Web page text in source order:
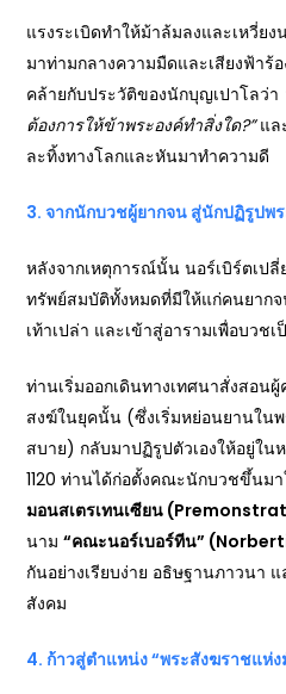
แรงระเบิดทำให้ม้าล้มลงและเหวี่ย
มาท่ามกลางความมืดและเสียงฟ้าร้
คล้ายกับประวัติของนักบุญเปาโลว่า
ต้องการให้ข้าพระองค์ทำสิ่งใด?”แล
ละทิ้งทางโลกและหันมาทำความดี
3.จากนักบวชผู้ยากจน สู่นักปฏิรูปพ
หลังจากเหตุการณ์นั้น นอร์เบิร์ตเป
ทรัพย์สมบัติทั้งหมดที่มีให้แก่คนยาก
เท้าเปล่า และเข้าสู่อารามเพื่อบวช
ท่านเริ่มออกเดินทางเทศนาสั่งสอน
สงฆ์ในยุคนั้น (ซึ่งเริ่มหย่อนยานใน
สบาย) กลับมาปฏิรูปตัวเองให้อยู่ใน
1120 ท่านได้ก่อตั้งคณะนักบวชขึ้นม
มอนสเตรเทนเซียน
นาม“คณะนอร์เบอร์ทีน”
กันอย่างเรียบง่าย อธิษฐานภาวนา
สังคม
4. ก้าวสู่ตำแหน่ง “พระสังฆราชแห่ง